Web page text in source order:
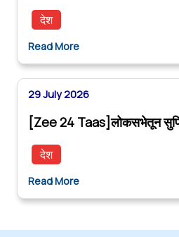
देश
Read More
29 July 2026
[Zee 24 Taas]लोकसभेतून
देश
Read More